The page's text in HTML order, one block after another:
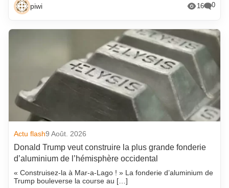
piwi 16 0
Actu flash9 Août. 2026
Donald Trump veut construire la plus grande fonderie
d’aluminium de l’hémisphère occidental
« Construisez-la à Mar-a-Lago ! » La fonderie d’aluminium de
Trump bouleverse la course au […]